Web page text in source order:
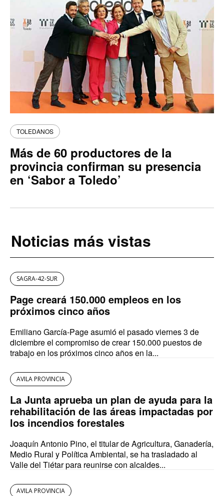
TOLEDANOS
Más de 60 productores de la
provincia confirman su presencia
en ‘Sabor a Toledo’
Noticias más vistas
SAGRA-42-SUR
Page creará 150.000 empleos en los
próximos cinco años
Emiliano García-Page asumió el pasado viernes 3 de
diciembre el compromiso de crear 150.000 puestos de
trabajo en los próximos cinco años en la...
AVILA PROVINCIA
La Junta aprueba un plan de ayuda para la
rehabilitación de las áreas impactadas por
los incendios forestales
Joaquín Antonio Pino, el titular de Agricultura, Ganadería,
Medio Rural y Política Ambiental, se ha trasladado al
Valle del Tiétar para reunirse con alcaldes...
AVILA PROVINCIA